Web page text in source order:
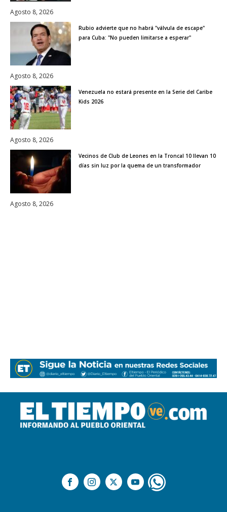
Agosto 8, 2026
Rubio advierte que no habrá "válvula de escape"
para Cuba: "No pueden limitarse a esperar"
Agosto 8, 2026
Venezuela no estará presente en la Serie del Caribe
Kids 2026
Agosto 8, 2026
Vecinos de Club de Leones en la Troncal 10 llevan 10
días sin luz por la quema de un transformador
Agosto 8, 2026